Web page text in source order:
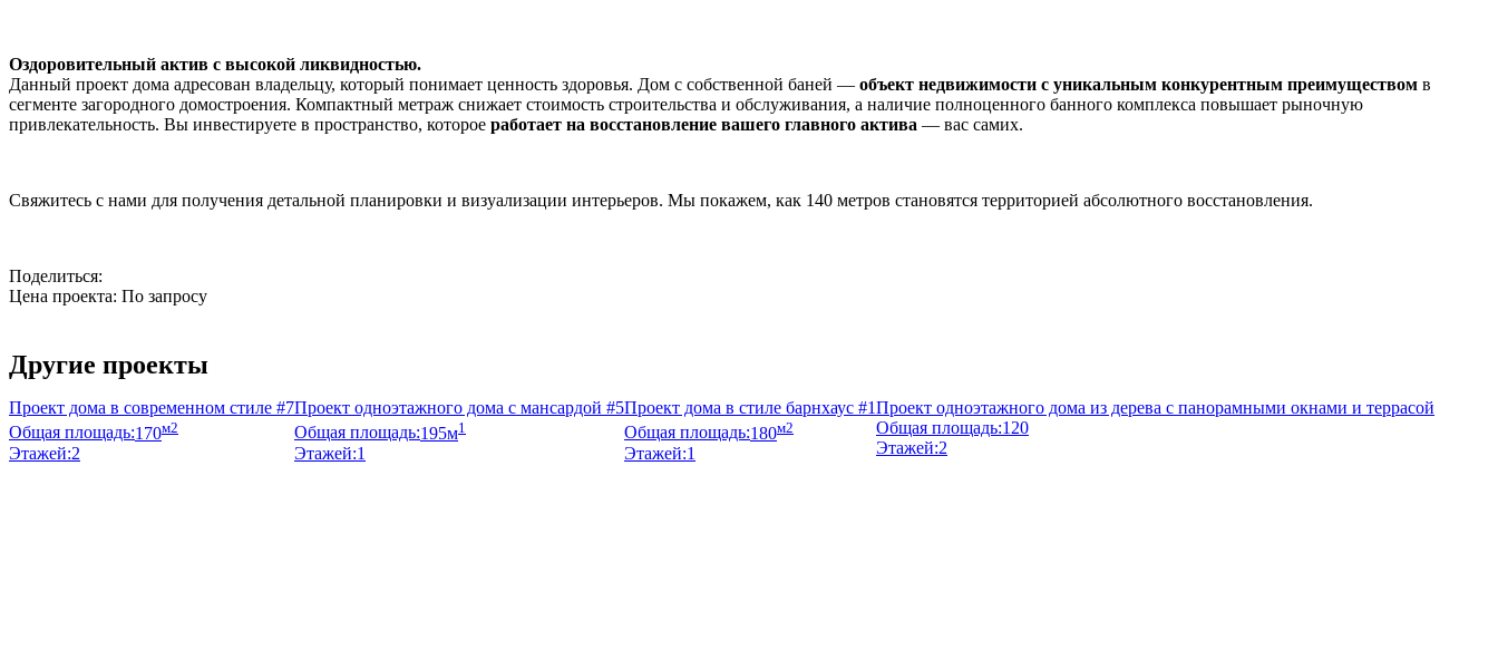
Оздоровительный актив с высокой ликвидностью.
Данный проект дома адресован владельцу, который понимает ценность здоровья. Дом с собственной баней — объект недвижимости с уникальным конкурентным преимуществом в
сегменте загородного домостроения. Компактный метраж снижает стоимость строительства и обслуживания, а наличие полноценного банного комплекса повышает рыночную
привлекательность. Вы инвестируете в пространство, которое работает на восстановление вашего главного актива — вас самих.
Свяжитесь с нами для получения детальной планировки и визуализации интерьеров. Мы покажем, как 140 метров становятся территорией абсолютного восстановления.
Поделиться:
Цена проекта: По запросу
Другие проекты
Проект дома в современном стиле #7
Общая площадь:170м2
Этажей:2
Проект одноэтажного дома с мансардой #5
Общая площадь:195м1
Этажей:1
Проект дома в стиле барнхаус #1
Общая площадь:180м2
Этажей:1
Проект одноэтажного дома из дерева с панорамными окнами и террасой
Общая площадь:120
Этажей:2